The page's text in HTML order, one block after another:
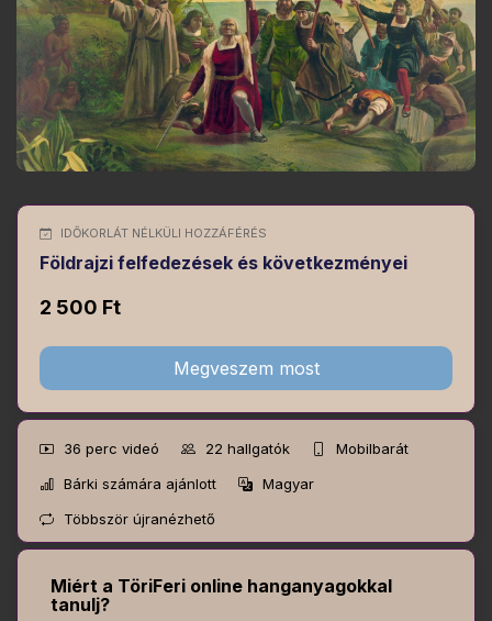
IDŐKORLÁT NÉLKÜLI HOZZÁFÉRÉS
Földrajzi felfedezések és következményei
2 500 Ft
Megveszem most
36 perc videó 22 hallgatók
Mobilbarát
Bárki számára ajánlott
Magyar
Többször újranézhető
Miért a TöriFeri online hanganyagokkal
tanulj?